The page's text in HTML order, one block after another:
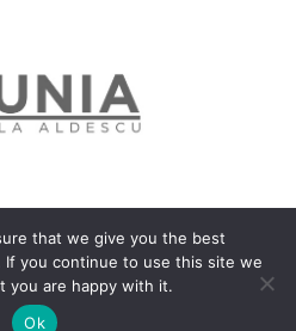
Politică privind fișierele cookies
© 2018 Dunia
that we give you the best
you continue to use this site we
you are happy with it.
Ok